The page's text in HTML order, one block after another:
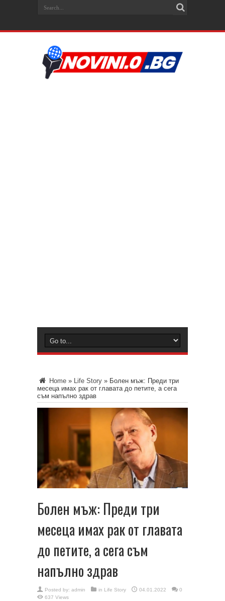
Home » Life Story » Болен мъж: Преди три
месеца имах рак от главата до петите, а сега
съм напълно здрав
Болен мъж: Преди три
месеца имах рак от главата
до петите, а сега съм
напълно здрав
Posted by: admin in Life Story 04.01.2022
0
637 Views